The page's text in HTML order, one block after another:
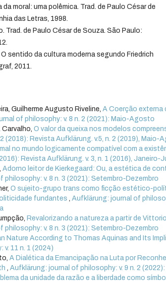
da moral: uma polêmica. Trad. de Paulo César de
das Letras, 1998.
Trad. de Paulo César de Souza. São Paulo:
sentido da cultura moderna segundo Friedrich
2011.
Guilherme Augusto Riveline,A Coerção externa
of philosophy: v. 8 n. 2 (2021): Maio-Agosto
Carvalho,O valor da queixa nos modelos
(2018): Revista Aufklärung. v.5, n. 2 (2019), Maio-
no mundo logicamente compatível com a
Revista Aufklärung. v. 3, n. 1 (2016), Janeiro-
Adorno leitor de Kierkegaard: Ou, a estética de
philosophy: v. 8 n. 3 (2021): Setembro-Dezembro
O sujeito-grupo trans como ficção estético-
fundantes
,Aufklärung: journal of
Revalorizando a natureza a partir de
philosophy: v. 8 n. 3 (2021): Setembro-Dezembro
Nature According to Thomas Aquinas and Its
v. 11 n. 1 (2024)
A Dialética da Emancipação na Luta por
,Aufklärung: journal of philosophy: v. 9 n. 2
da unidade da razão e a liberdade como